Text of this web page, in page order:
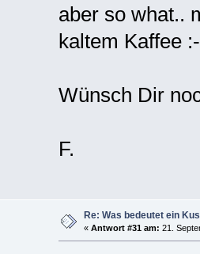
aber so what..
kaltem Kaffee
Wünsch Dir
F.
Re: Was bedeutet ein
« Antwort #31 am: 21.